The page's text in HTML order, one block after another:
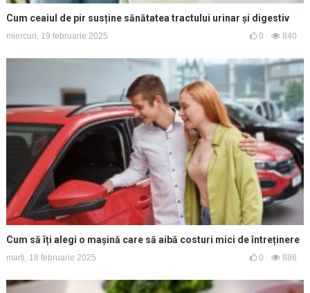
Cum ceaiul de pir susține sănătatea tractului urinar și digestiv
miercuri, 19 februarie 2025 0 840
Cum să îți alegi o mașină care să aibă costuri mici de întreținere
marți, 18 februarie 2025 0 886